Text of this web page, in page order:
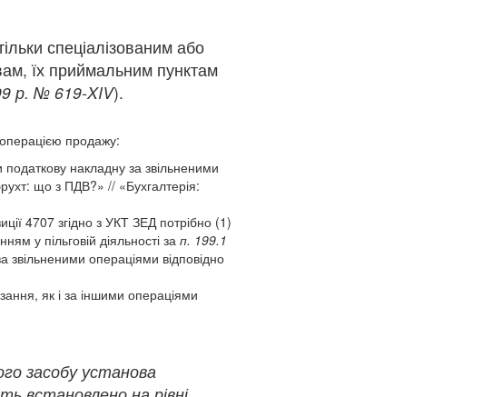
спеціалізованим або
їх приймальним пунктам
р. № 619-XIV).
продажу:
податкову накладну за звільненими
що з ПДВ?» // «Бухгалтерія:
4707 згідно з УКТ ЗЕД потрібно (1)
у пільговій діяльності за п. 199.1
операціями відповідно
як і за іншими операціями
засобу установа